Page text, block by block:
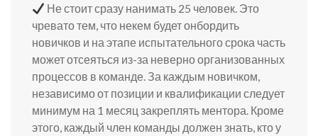
Не стоит сразу нанимать 25 человек. Это
чревато тем, что некем будет онбордить
новичков и на этапе испытательного срока часть
может отсеяться из-за неверно организованных
процессов в команде. За каждым новичком,
независимо от позиции и квалификации следует
минимум на 1 месяц закреплять ментора. Кроме
этого, каждый член команды должен знать, кто у